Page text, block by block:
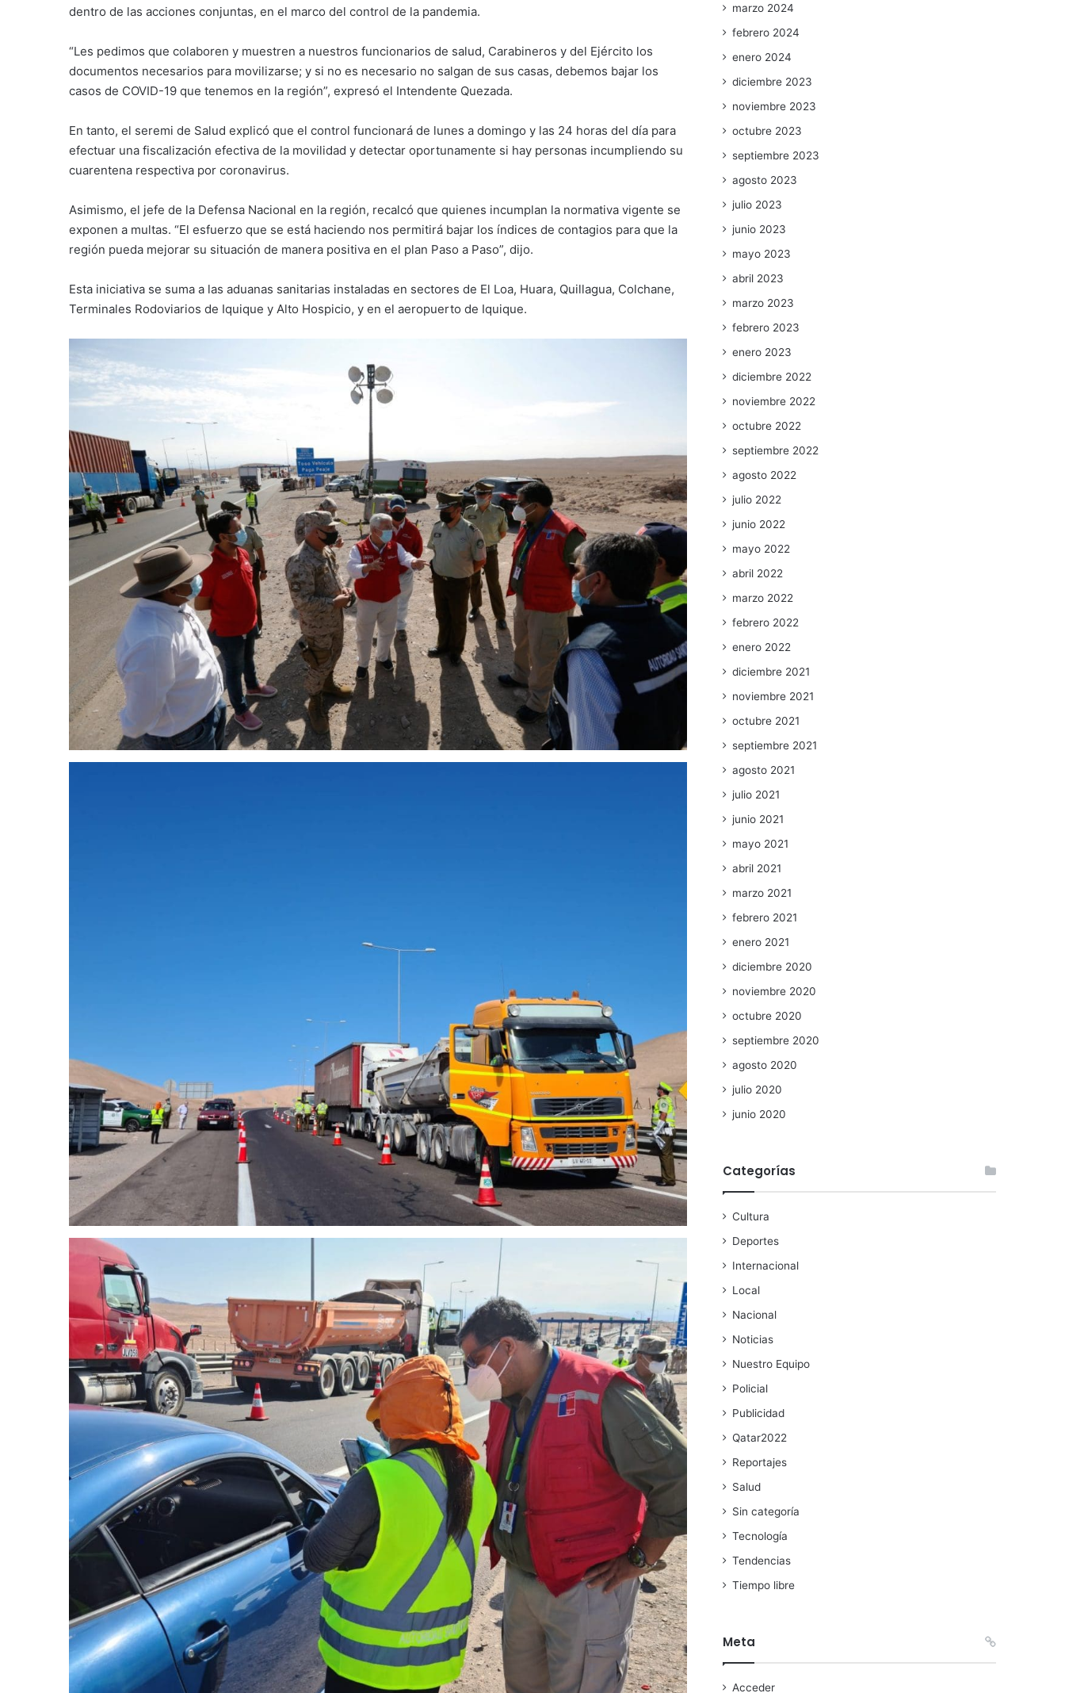
dentro de las acciones conjuntas, en el marco del control de la pandemia.
“Les pedimos que colaboren y muestren a nuestros funcionarios de salud, Carabineros y del Ejército los
documentos necesarios para movilizarse; y si no es necesario no salgan de sus casas, debemos bajar los
casos de COVID-19 que tenemos en la región”, expresó el Intendente Quezada.
En tanto, el seremi de Salud explicó que el control funcionará de lunes a domingo y las 24 horas del día para
efectuar una fiscalización efectiva de la movilidad y detectar oportunamente si hay personas incumpliendo su
cuarentena respectiva por coronavirus.
Asimismo, el jefe de la Defensa Nacional en la región, recalcó que quienes incumplan la normativa vigente se
exponen a multas. “El esfuerzo que se está haciendo nos permitirá bajar los índices de contagios para que la
región pueda mejorar su situación de manera positiva en el plan Paso a Paso”, dijo.
Esta iniciativa se suma a las aduanas sanitarias instaladas en sectores de El Loa, Huara, Quillagua, Colchane,
Terminales Rodoviarios de Iquique y Alto Hospicio, y en el aeropuerto de Iquique.
marzo 2024
febrero 2024
enero 2024
diciembre 2023
noviembre 2023
octubre 2023
septiembre 2023
agosto 2023
julio 2023
junio 2023
mayo 2023
abril 2023
marzo 2023
febrero 2023
enero 2023
diciembre 2022
noviembre 2022
octubre 2022
septiembre 2022
agosto 2022
julio 2022
junio 2022
mayo 2022
abril 2022
marzo 2022
febrero 2022
enero 2022
diciembre 2021
noviembre 2021
octubre 2021
septiembre 2021
agosto 2021
julio 2021
junio 2021
mayo 2021
abril 2021
marzo 2021
febrero 2021
enero 2021
diciembre 2020
noviembre 2020
octubre 2020
septiembre 2020
agosto 2020
julio 2020
junio 2020
Categorías
Cultura
Deportes
Internacional
Local
Nacional
Noticias
Nuestro Equipo
Policial
Publicidad
Qatar2022
Reportajes
Salud
Sin categoría
Tecnología
Tendencias
Tiempo libre
Meta
Acceder